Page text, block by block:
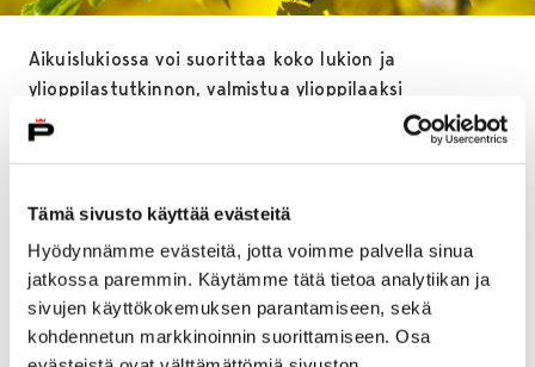
Tämä sivusto käyttää evästeitä
Hyödynnämme evästeitä, jotta voimme palvella sinua
jatkossa paremmin. Käytämme tätä tietoa analytiikan ja
sivujen käyttökokemuksen parantamiseen, sekä
kohdennetun markkinoinnin suorittamiseen. Osa
Aikuislukiossa voi suorittaa koko lukion ja
ylioppilastutkinnon, valmistua ylioppilaaksi
ammattitutkinnon pohjalta, opiskella yksittäisiä
kursseja ja oppiaineita sekä osallistua aikuisten
vuotiaille.
Aikuislukioon opiskelemaan aikovien uusien
opiskelijoiden tulee ilmoittautua henkilökohtaisesti
apulaisrehtori Katri Ylitalolle. Ilmoittautuminen
tapahtuu 12.-20.8. välisenä aikana joko keskiviikkona